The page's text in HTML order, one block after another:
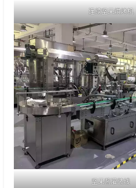
连续坚果烘烤机
坚果酱灌装线